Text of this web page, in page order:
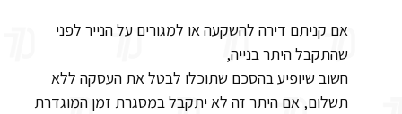
אם קניתם דירה להשקעה או למגורים על הנייר לפני
שהתקבל היתר בנייה,
חשוב שיופיע בהסכם שתוכלו לבטל את העסקה ללא
תשלום, אם היתר זה לא יתקבל במסגרת זמן המוגדרת